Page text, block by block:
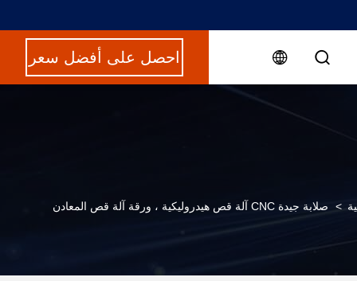
احصل على أفضل سعر
> صلابة جيدة CNC آلة قص هيدروليكية ، ورقة آلة قص المعادن